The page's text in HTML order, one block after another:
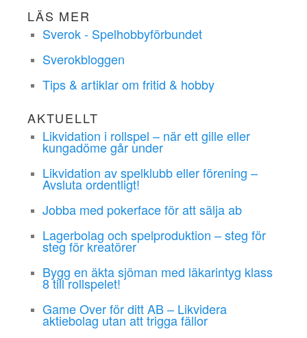
LÄS MER
Sverok - Spelhobbyförbundet
Sverokbloggen
Tips & artiklar om fritid & hobby
AKTUELLT
Likvidation i rollspel – när ett gille eller
kungadöme går under
Likvidation av spelklubb eller förening –
Avsluta ordentligt!
Jobba med pokerface för att sälja ab
Lagerbolag och spelproduktion – steg för
steg för kreatörer
Bygg en äkta sjöman med läkarintyg klass
8 till rollspelet!
Game Over för ditt AB – Likvidera
aktiebolag utan att trigga fällor